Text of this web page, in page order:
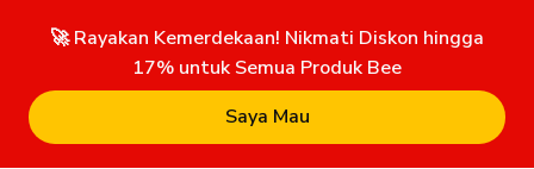
🚀 Rayakan Kemerdekaan! Nikmati Diskon hingga
17% untuk Semua Produk Bee
Saya Mau